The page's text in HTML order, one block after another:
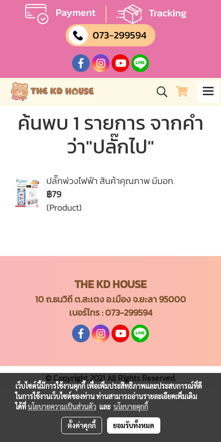
ค้นพบ 1 รายการ จากคำ
ว่า"ปลั๊กไป"
ปลั๊กพ่วงไฟฟ้า สินค้าคุณภาพ มีมอก.
฿79
(Product)
THE KD HOUSE
10 ถ.ธนวิถี ต.สะเตง อ.เมือง จ.ยะลา 95000
เบอร์โทร :073-299594
© Copyright 2021 All Rights Reserved.
เว็บไซต์นี้มีการใช้งานคุกกี้ เพื่อเพิ่มประสิทธิภาพและประสบการณ์ที่ดี
ในการใช้งานเว็บไซต์ของท่าน ท่านสามารถอ่านรายละเอียดเพิ่มเติม
ได้ที่นโยบายความเป็นส่วนตัว และ นโยบายคุกกี้
ตั้งค่าคุกกี้ ยอมรับทั้งหมด